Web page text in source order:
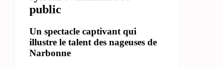
public
Un spectacle captivant qui
illustre le talent des nageuses de
Narbonne